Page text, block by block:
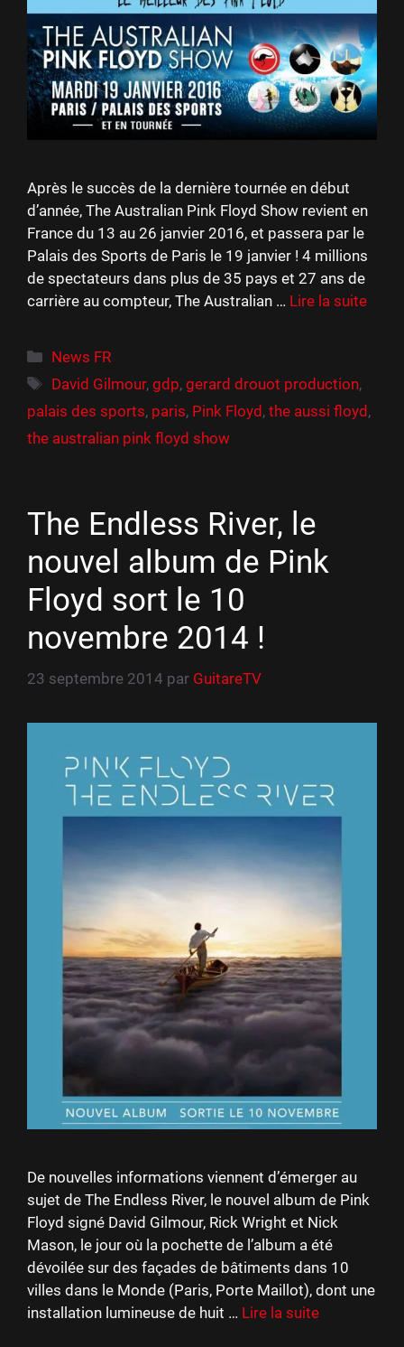
Après le succès de la dernière tournée en début
d’année, The Australian Pink Floyd Show revient en
France du 13 au 26 janvier 2016, et passera par le
Palais des Sports de Paris le 19 janvier ! 4 millions
de spectateurs dans plus de 35 pays et 27 ans de
carrière au compteur, The Australian … Lire la suite
Catégories
News FR
Étiquettes
David Gilmour,gdp,gerard drouot production,
palais des sports, paris, Pink Floyd, the aussi floyd,
the australian pink floyd show
The Endless River, le
nouvel album de Pink
Floyd sort le 10
novembre 2014 !
23 septembre 2014 par GuitareTV
De nouvelles informations viennent d’émerger au
sujet de The Endless River, le nouvel album de Pink
Floyd signé David Gilmour, Rick Wright et Nick
Mason, le jour où la pochette de l’album a été
dévoilée sur des façades de bâtiments dans 10
villes dans le Monde (Paris, Porte Maillot), dont une
installation lumineuse de huit … Lire la suite